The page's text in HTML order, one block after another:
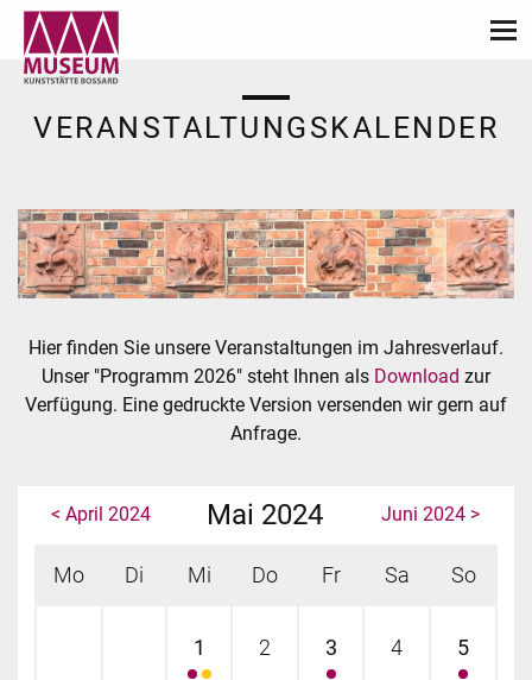
VERANSTALTUNGSKALENDER
Hier finden Sie unsere Veranstaltungen im Jahresverlauf.
Unser "Programm 2026" steht Ihnen als Download zur
Verfügung. Eine gedruckte Version versenden wir gern auf
Anfrage.
< April 2024 Mai 2024 Juni 2024 >
Mo Di Mi Do Fr Sa So
1 2 3 4 5